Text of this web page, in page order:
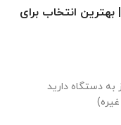
بهترین انتخاب برای
به دستگاه دارید